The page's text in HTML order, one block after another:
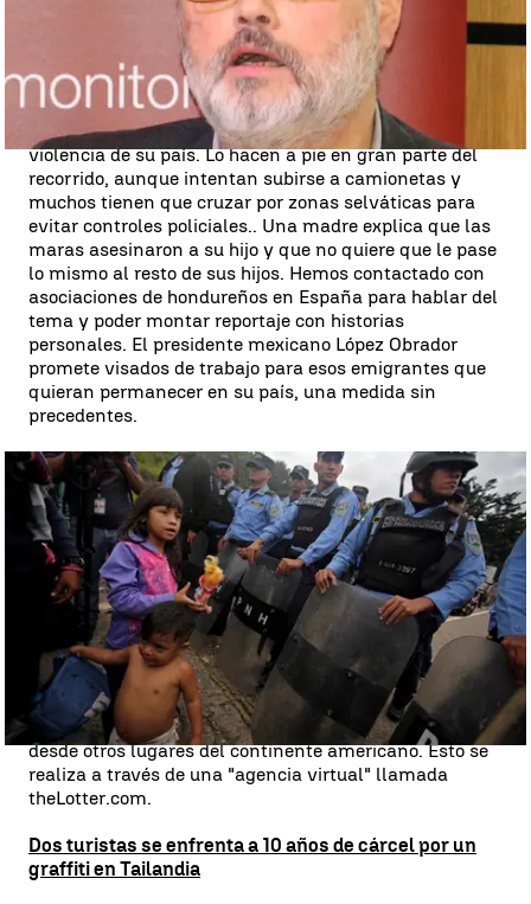
Sube la tensión por la caravana de 3.000 hondureños
que se dirige a Estados Unidos. Trump ha dicho que
está dispuesto a enviar al ejército a la frontera con
México. Tras la amenaza, México ha enviado a 244
militares a patrullar el puesto fronterizo de Ciudad
Hidalgo. Los hondureños huyen de la pobreza y de la
violencia de su país. Lo hacen a pie en gran parte del
recorrido, aunque intentan subirse a camionetas y
muchos tienen que cruzar por zonas selváticas para
evitar controles policiales.. Una madre explica que las
maras asesinaron a su hijo y que no quiere que le pase
lo mismo al resto de sus hijos. Hemos contactado con
asociaciones de hondureños en España para hablar del
tema y poder montar reportaje con historias
personales. El presidente mexicano López Obrador
promete visados de trabajo para esos emigrantes que
quieran permanecer en su país, una medida sin
precedentes.
Unos 3.000 hondureños se abren camino en Guatemala con la
intención de llegar a Estados Unidos |Reuters
Avalancha en Estados Unidos para ganar 900
millones a la lotería
Sorteo millonario en Estados Unidos. Son casi 970
millones de dólares (850 millones de euros) a quien
acierte el resultado. En todos los estados, los lugares
de apuesta registran una afluencia constante de
apostantes. En sus 22 años, el Mega Millions ha
repartido muchos millones en los Estados Unidos, pero
lo que no todos saben es que también es posible ganar
desde otros lugares del continente americano. Esto se
realiza a través de una "agencia virtual" llamada
theLotter.com.
Dos turistas se enfrenta a 10 años de cárcel por un
graffiti en Tailandia